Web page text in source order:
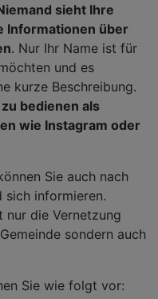
sieht Ihre
Informationen über
. Nur Ihr Name ist für
und es
kurze Beschreibung.
bedienen als
wie Instagram oder
Sie auch nach
sich informieren.
die Vernetzung
sondern auch
Sie wie folgt vor: